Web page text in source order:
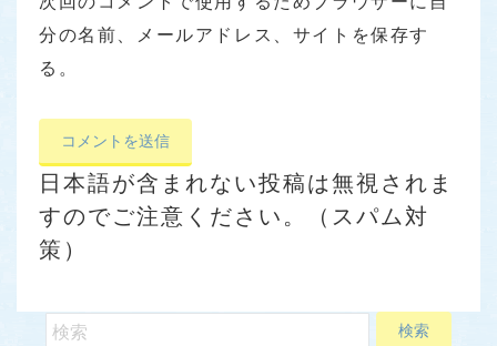
分の名前、メールアドレス、サイトを保存す
る。
日本語が含まれない投稿は無視されま
すのでご注意ください。（スパム対
策）